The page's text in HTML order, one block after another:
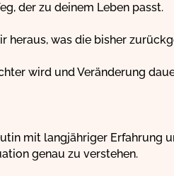
der zu deinem Leben passt.
heraus, was die bisher
wird und Veränderung
mit langjähriger Erfahrung
genau zu verstehen.